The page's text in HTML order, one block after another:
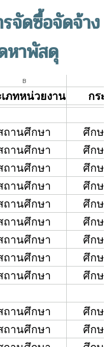
จัดซื้อจัดจ้าง
หาพัสดุ